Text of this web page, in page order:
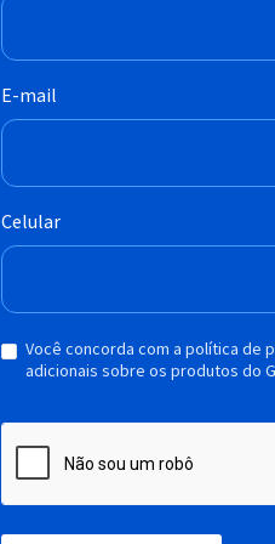
E-mail
Celular
Você concorda com a política de
adicionais sobre os produtos do